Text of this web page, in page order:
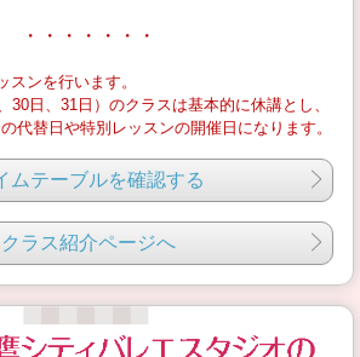
・・・・・・・
スンを行います。
30日、31日）のクラスは基本的に休講とし、
代替日や特別レッスンの開催日になります。
ムテーブルを確認する
クラス紹介ページへ